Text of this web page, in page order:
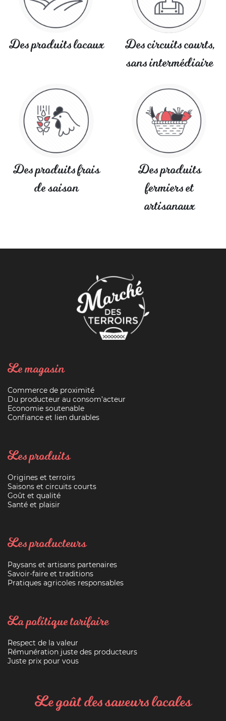
Des produits locaux
Des circuits courts,
sans intermédiaire
Des produits frais
de saison
Des produits
fermiers et
artisanaux
Le magasin
Commerce de proximité
Du producteur au consom’acteur
Economie soutenable
Confiance et lien durables
Les produits
Origines et terroirs
Saisons et circuits courts
Goût et qualité
Santé et plaisir
Les producteurs
Paysans et artisans partenaires
Savoir-faire et traditions
Pratiques agricoles responsables
La politique tarifaire
Respect de la valeur
Rémunération juste des producteurs
Juste prix pour vous
Le goût des saveurs locales